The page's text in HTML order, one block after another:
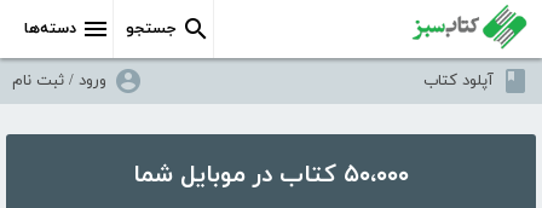
دسته‌ها جستجو
آپلود کتاب ورود / ثبت نام
۵۰،۰۰۰ کتاب در موبایل شما